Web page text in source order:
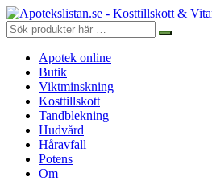
Apotek online
Butik
Viktminskning
Kosttillskott
Tandblekning
Hudvård
Håravfall
Potens
Om